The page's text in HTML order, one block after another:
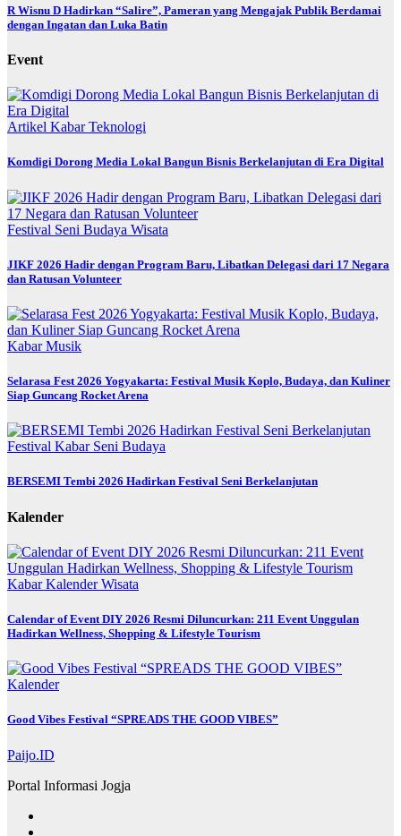
R Wisnu D Hadirkan “Salire”, Pameran yang Mengajak Publik Berdamai
dengan Ingatan dan Luka Batin
Event
Artikel KabarTeknologi
Komdigi Dorong Media Lokal Bangun Bisnis Berkelanjutan di Era Digital
Festival Seni Budaya Wisata
JIKF 2026 Hadir dengan Program Baru, Libatkan Delegasi dari 17 Negara
dan Ratusan Volunteer
KabarMusik
Selarasa Fest 2026 Yogyakarta: Festival Musik Koplo, Budaya, dan Kuliner
Siap Guncang Rocket Arena
Festival Kabar Seni Budaya
BERSEMI Tembi 2026 Hadirkan Festival Seni Berkelanjutan
Kalender
KabarKalenderWisata
Calendar of Event DIY 2026 Resmi Diluncurkan: 211 Event Unggulan
Hadirkan Wellness, Shopping & Lifestyle Tourism
Kalender
Good Vibes Festival “SPREADS THE GOOD VIBES”
Paijo.ID
Portal Informasi Jogja